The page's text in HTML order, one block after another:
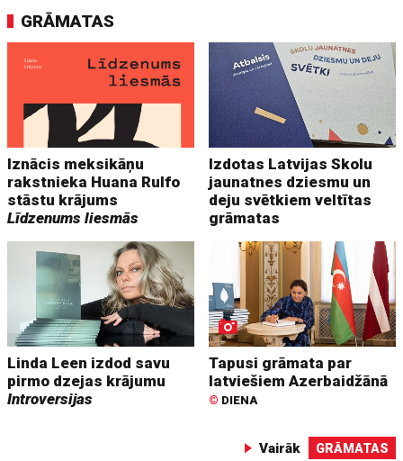
GRĀMATAS
Iznācis meksikāņu
rakstnieka Huana Rulfo
stāstu krājums
Līdzenums liesmās
Izdotas Latvijas Skolu
jaunatnes dziesmu un
deju svētkiem veltītas
grāmatas
Linda Leen izdod savu
pirmo dzejas krājumu
Introversijas
Tapusi grāmata par
latviešiem Azerbaidžānā
© DIENA
Vairāk GRĀMATAS